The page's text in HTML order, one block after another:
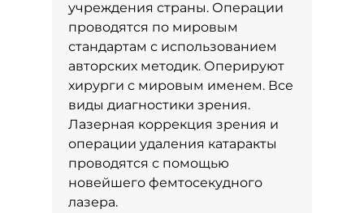
учреждения страны. Операции
проводятся по мировым
стандартам с использованием
авторских методик. Оперируют
хирурги с мировым именем. Все
виды диагностики зрения.
Лазерная коррекция зрения и
операции удаления катаракты
проводятся с помощью
новейшего фемтосекудного
лазера.